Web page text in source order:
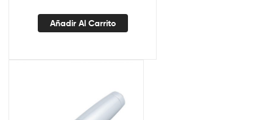
Añadir Al Carrito